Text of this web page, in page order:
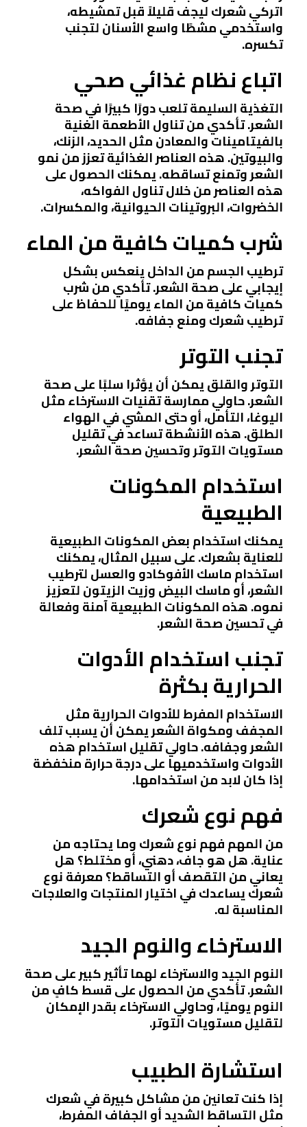
اتركي شعرك ليجف قليلاً قبل تمشيطه،
واستخدمي مشطًا واسع الأسنان لتجنب
تكسره.
اتباع نظام غذائي صحي
التغذية السليمة تلعب دورًا كبيرًا في صحة
الشعر. تأكدي من تناول الأطعمة الغنية
بالفيتامينات والمعادن مثل الحديد، الزنك،
والبيوتين. هذه العناصر الغذائية تعزز من نمو
الشعر وتمنع تساقطه. يمكنك الحصول على
هذه العناصر من خلال تناول الفواكه،
الخضروات، البروتينات الحيوانية، والمكسرات.
شرب كميات كافية من الماء
ترطيب الجسم من الداخل ينعكس بشكل
إيجابي على صحة الشعر. تأكدي من شرب
كميات كافية من الماء يوميًا للحفاظ على
ترطيب شعرك ومنع جفافه.
تجنب التوتر
التوتر والقلق يمكن أن يؤثرا سلبًا على صحة
الشعر. حاولي ممارسة تقنيات الاسترخاء مثل
اليوغا، التأمل، أو حتى المشي في الهواء
الطلق. هذه الأنشطة تساعد في تقليل
مستويات التوتر وتحسين صحة الشعر.
استخدام المكونات
الطبيعية
يمكنك استخدام بعض المكونات الطبيعية
للعناية بشعرك. على سبيل المثال، يمكنك
استخدام ماسك الأفوكادو والعسل لترطيب
الشعر، أو ماسك البيض وزيت الزيتون لتعزيز
نموه. هذه المكونات الطبيعية آمنة وفعالة
في تحسين صحة الشعر.
تجنب استخدام الأدوات
الحرارية بكثرة
الاستخدام المفرط للأدوات الحرارية مثل
المجفف ومكواة الشعر يمكن أن يسبب تلف
الشعر وجفافه. حاولي تقليل استخدام هذه
الأدوات واستخدميها على درجة حرارة منخفضة
إذا كان لابد من استخدامها.
فهم نوع شعرك
من المهم فهم نوع شعرك وما يحتاجه من
عناية. هل هو جاف، دهني، أو مختلط؟ هل
يعاني من التقصف أو التساقط؟ معرفة نوع
شعرك يساعدك في اختيار المنتجات والعلاجات
المناسبة له.
الاسترخاء والنوم الجيد
النوم الجيد والاسترخاء لهما تأثير كبير على صحة
الشعر. تأكدي من الحصول على قسط كافٍ من
النوم يوميًا، وحاولي الاسترخاء بقدر الإمكان
لتقليل مستويات التوتر.
استشارة الطبيب
إذا كنت تعانين من مشاكل كبيرة في شعرك
مثل التساقط الشديد أو الجفاف المفرط،